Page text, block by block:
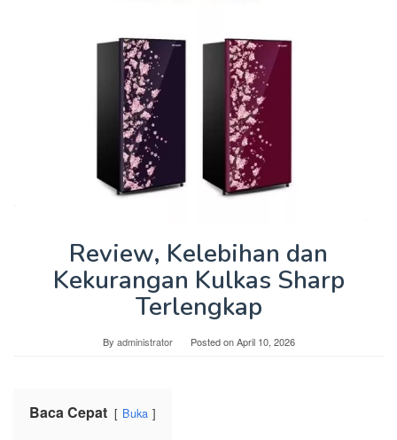
Review, Kelebihan dan
Kekurangan Kulkas Sharp
Terlengkap
By administrator Posted onApril 10, 2026
Baca Cepat Buka